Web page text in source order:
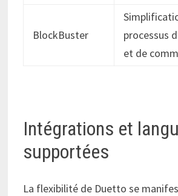
BlockBuster
processus
et de
Intégrations et
supportées
La flexibilité de Duetto se